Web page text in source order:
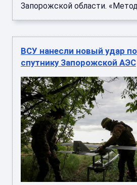
Запорожской области.
ВСУ нанесли новый удар
спутнику Запорожской АЭС